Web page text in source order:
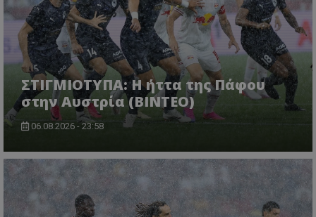
ΣΤΙΓΜΙΟΤΥΠΑ: Η ήττα της Πάφου
στην Αυστρία (ΒΙΝΤΕΟ)
06.08.2026 - 23:58